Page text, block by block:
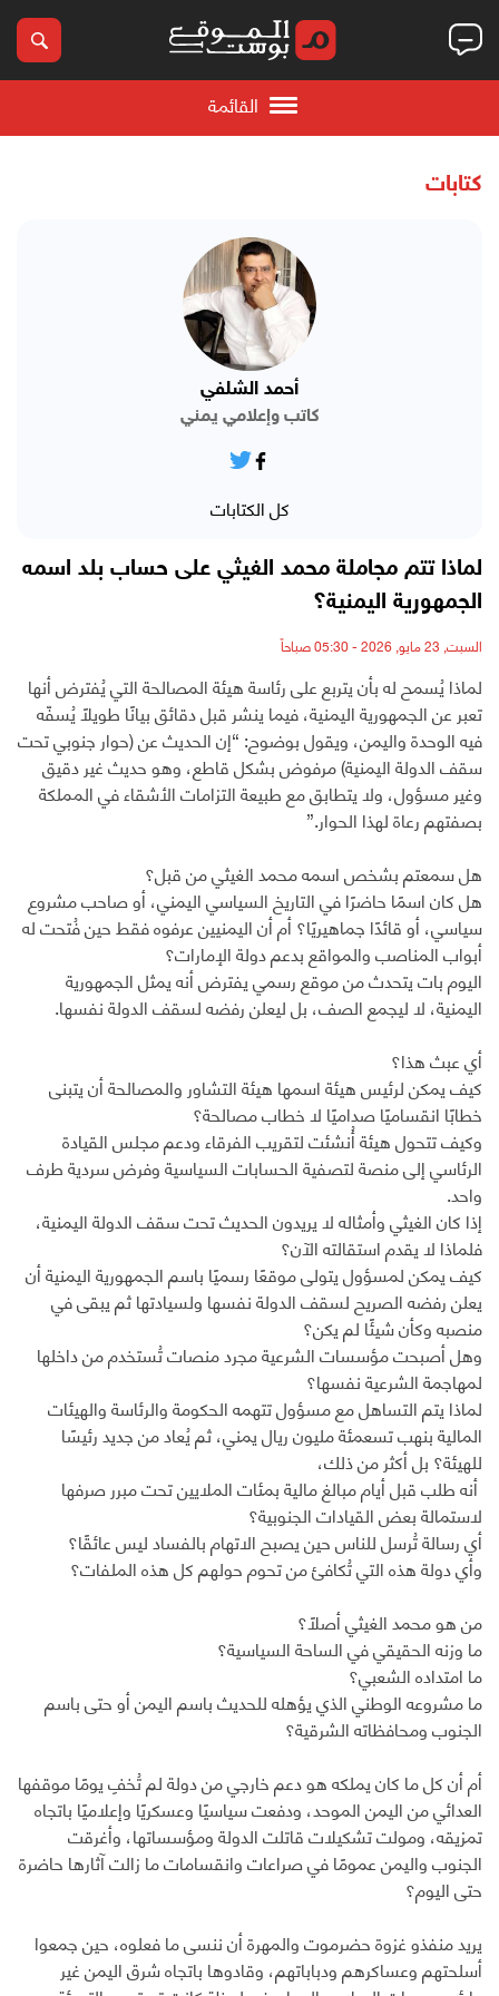
القائمة
كتابات
أحمد الشلفي
كاتب وإعلامي يمني
كل الكتابات
لماذا تتم مجاملة محمد الغيثي على حساب بلد اسمه
الجمهورية اليمنية؟
السبت, 23 مايو, 2026 - 05:30 صباحاً
لماذا يُسمح له بأن يتربع على رئاسة هيئة المصالحة التي يُفترض أنها
تعبر عن الجمهورية اليمنية، فيما ينشر قبل دقائق بيانًا طويلًا يُسفّه
فيه الوحدة واليمن، ويقول بوضوح: “إن الحديث عن (حوار جنوبي تحت
سقف الدولة اليمنية) مرفوض بشكل قاطع، وهو حديث غير دقيق
وغير مسؤول، ولا يتطابق مع طبيعة التزامات الأشقاء في المملكة
بصفتهم رعاة لهذا الحوار.”
هل سمعتم بشخص اسمه محمد الغيثي من قبل؟
هل كان اسمًا حاضرًا في التاريخ السياسي اليمني، أو صاحب مشروع
سياسي، أو قائدًا جماهيريًا؟ أم أن اليمنيين عرفوه فقط حين فُتحت له
أبواب المناصب والمواقع بدعم دولة الإمارات؟
اليوم بات يتحدث من موقع رسمي يفترض أنه يمثل الجمهورية
اليمنية، لا ليجمع الصف، بل ليعلن رفضه لسقف الدولة نفسها.
أي عبث هذا؟
كيف يمكن لرئيس هيئة اسمها هيئة التشاور والمصالحة أن يتبنى
خطابًا انقساميًا صداميًا لا خطاب مصالحة؟
وكيف تتحول هيئة أُنشئت لتقريب الفرقاء ودعم مجلس القيادة
الرئاسي إلى منصة لتصفية الحسابات السياسية وفرض سردية طرف
واحد.
إذا كان الغيثي وأمثاله لا يريدون الحديث تحت سقف الدولة اليمنية،
فلماذا لا يقدم استقالته الآن؟
كيف يمكن لمسؤول يتولى موقعًا رسميًا باسم الجمهورية اليمنية أن
يعلن رفضه الصريح لسقف الدولة نفسها ولسيادتها ثم يبقى في
منصبه وكأن شيئًا لم يكن؟
وهل أصبحت مؤسسات الشرعية مجرد منصات تُستخدم من داخلها
لمهاجمة الشرعية نفسها؟
لماذا يتم التساهل مع مسؤول تتهمه الحكومة والرئاسة والهيئات
المالية بنهب تسعمئة مليون ريال يمني، ثم يُعاد من جديد رئيسًا
للهيئة؟ بل أكثر من ذلك،
أنه طلب قبل أيام مبالغ مالية بمئات الملايين تحت مبرر صرفها
لاستمالة بعض القيادات الجنوبية؟
أي رسالة تُرسل للناس حين يصبح الاتهام بالفساد ليس عائقًا؟
وأي دولة هذه التي تُكافئ من تحوم حولهم كل هذه الملفات؟
من هو محمد الغيثي أصلًا؟
ما وزنه الحقيقي في الساحة السياسية؟
ما امتداده الشعبي؟
ما مشروعه الوطني الذي يؤهله للحديث باسم اليمن أو حتى باسم
الجنوب ومحافظاته الشرقية؟
أم أن كل ما كان يملكه هو دعم خارجي من دولة لم تُخفِ يومًا موقفها
العدائي من اليمن الموحد، ودفعت سياسيًا وعسكريًا وإعلاميًا باتجاه
تمزيقه، ومولت تشكيلات قاتلت الدولة ومؤسساتها، وأغرقت
الجنوب واليمن عمومًا في صراعات وانقسامات ما زالت آثارها حاضرة
حتى اليوم؟
يريد منفذو غزوة حضرموت والمهرة أن ننسى ما فعلوه، حين جمعوا
أسلحتهم وعساكرهم ودباباتهم، وقادوها باتجاه شرق اليمن غير